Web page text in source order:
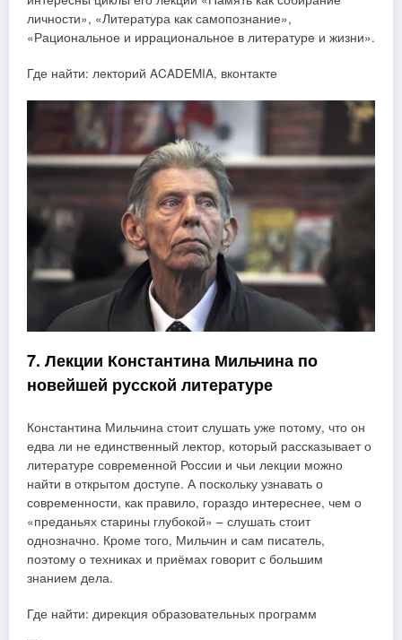
личности», «Литература как самопознание»,
«Рациональное и иррациональное в литературе и жизни».
Где найти: лекторий ACADEMIA, вконтакте
7. Лекции Константина Мильчина по
новейшей русской литературе
Константина Мильчина стоит слушать уже потому, что он
едва ли не единственный лектор, который рассказывает о
литературе современной России и чьи лекции можно
найти в открытом доступе. А поскольку узнавать о
современности, как правило, гораздо интереснее, чем о
«преданьях старины глубокой» – слушать стоит
однозначно. Кроме того, Мильчин и сам писатель,
поэтому о техниках и приёмах говорит с большим
знанием дела.
Где найти: дирекция образовательных программ